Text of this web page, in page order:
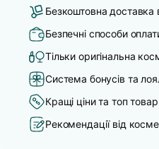
Безкоштовна доставка
Безпечні способи
Тільки оригінальна
Система бонусів та
Кращі ціни та топ
Рекомендації від